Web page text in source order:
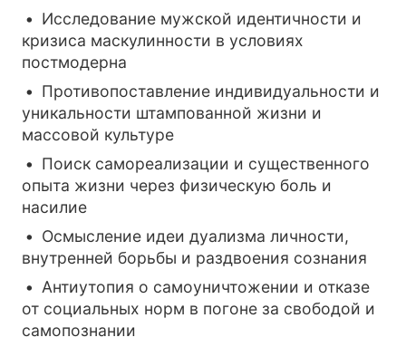
Исследование мужской идентичности и
кризиса маскулинности в условиях
постмодерна
Противопоставление индивидуальности и
уникальности штампованной жизни и
массовой культуре
Поиск самореализации и существенного
опыта жизни через физическую боль и
насилие
Осмысление идеи дуализма личности,
внутренней борьбы и раздвоения сознания
Антиутопия о самоуничтожении и отказе
от социальных норм в погоне за свободой и
самопознании